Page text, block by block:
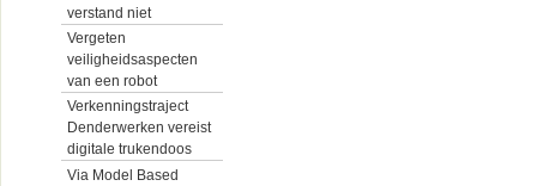
verstand niet
Vergeten
veiligheidsaspecten
van een robot
Verkenningstraject
Denderwerken vereist
digitale trukendoos
Via Model Based